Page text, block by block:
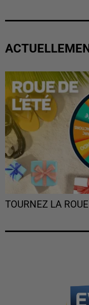
TOURNEZ LA